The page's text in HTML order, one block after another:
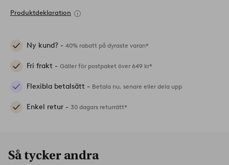
Produktdeklaration
Ny kund? - 40% rabatt på dyraste varan*
Fri frakt - Gäller för postpaket över 649 kr*
Flexibla betalsätt - Betala nu, senare eller dela upp
Enkel retur - 30 dagars returrätt*
Så tycker andra